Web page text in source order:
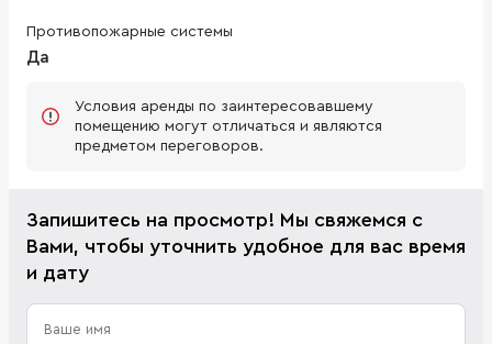
Противопожарные системы
Да
Условия аренды по заинтересовавшему
помещению могут отличаться и являются
предметом переговоров.
Запишитесь на просмотр! Мы свяжемся с
Вами, чтобы уточнить удобное для вас время
и дату